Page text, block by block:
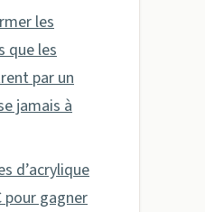
les
que les
par un
jamais à
d’acrylique
pour gagner